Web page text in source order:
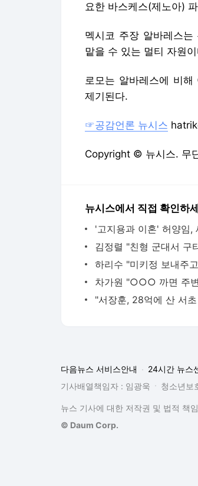
요한 바스케스(제노아)
멕시코 주장 알바레스
맡을 수 있는 멀티 자원
로모는 알바레스에 비
제기된다.
☞공감언론 뉴시스
Copyright © 뉴시스. 무
뉴시스에서 직접 확인하
'고지용과 이혼' 허양임,
다음뉴스 서비스안내 24시간 뉴스
기사배열책임자 : 임광욱
청소년보
뉴스 기사에 대한 저작권 및 법적 책
© Daum Corp.